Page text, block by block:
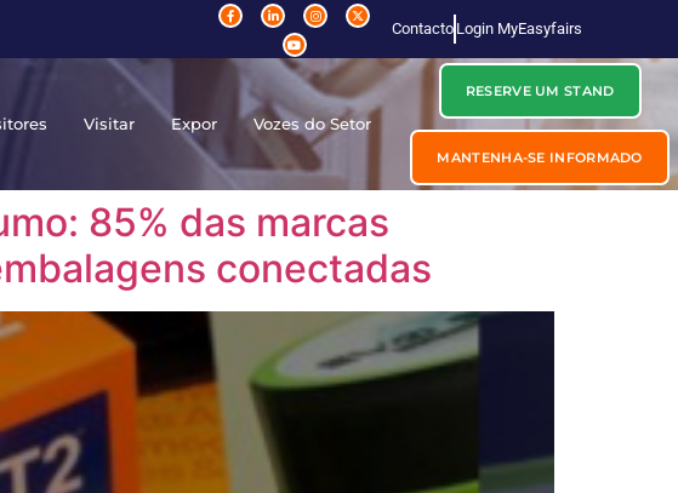
Contacto Login MyEasyfairs
Visitar Expor Vozes do Setor
RESERVE UM STAND
MANTENHA-SE INFORMADO
85% das marcas
conectadas